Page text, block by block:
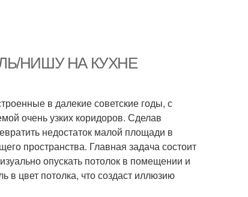
НИШУ НА КУХНЕ
в далекие советские годы, с
очень узких коридоров. Сделав
недостаток малой площади в
пространства. Главная задача состоит
опускать потолок в помещении и
в цвет потолка, что создаст иллюзию